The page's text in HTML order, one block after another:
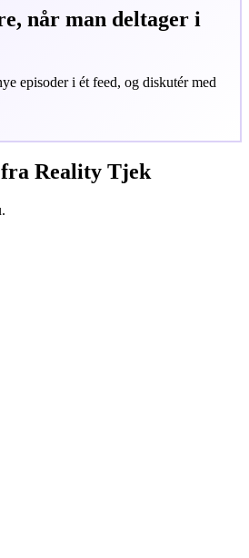
når man deltager i
episoder i ét feed, og diskutér med
fra Reality Tjek